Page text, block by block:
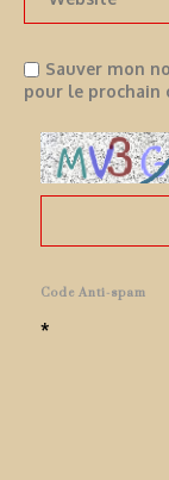
Sauver mon
pour le prochain
Code Anti-spam
*